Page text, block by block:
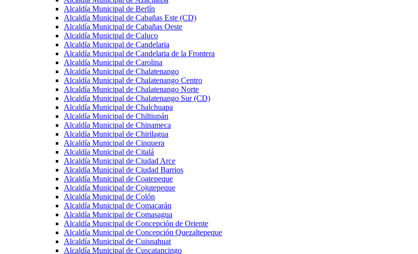
Alcaldía Municipal de Berlín
Alcaldía Municipal de Cabañas Este (CD)
Alcaldía Municipal de Cabañas Oeste
Alcaldía Municipal de Caluco
Alcaldía Municipal de Candelaria
Alcaldía Municipal de Candelaria de la Frontera
Alcaldía Municipal de Carolina
Alcaldía Municipal de Chalatenango
Alcaldía Municipal de Chalatenango Centro
Alcaldía Municipal de Chalatenango Norte
Alcaldía Municipal de Chalatenango Sur (CD)
Alcaldía Municipal de Chalchuapa
Alcaldía Municipal de Chiltiupán
Alcaldía Municipal de Chinameca
Alcaldía Municipal de Chirilagua
Alcaldía Municipal de Cinquera
Alcaldía Municipal de Citalá
Alcaldía Municipal de Ciudad Arce
Alcaldía Municipal de Ciudad Barrios
Alcaldía Municipal de Coatepeque
Alcaldía Municipal de Cojutepeque
Alcaldía Municipal de Colón
Alcaldía Municipal de Comacarán
Alcaldía Municipal de Comasagua
Alcaldía Municipal de Concepción de Oriente
Alcaldía Municipal de Concepción Quezaltepeque
Alcaldía Municipal de Cuisnahuat
Alcaldía Municipal de Cuscatancingo